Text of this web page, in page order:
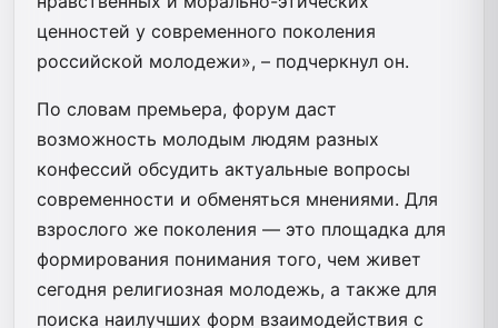
ценностей у современного поколения
российской молодежи», – подчеркнул он.
По словам премьера, форум даст
возможность молодым людям разных
конфессий обсудить актуальные вопросы
современности и обменяться мнениями. Для
взрослого же поколения — это площадка для
формирования понимания того, чем живет
сегодня религиозная молодежь, а также для
поиска наилучших форм взаимодействия с